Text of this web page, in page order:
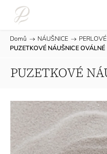
Domů / NÁUŠNICE / PERLOVÉ
PUZETKOVÉ NÁUŠNICE OVÁLNÉ
PUZETKOVÉ